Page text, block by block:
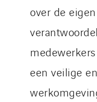
over de eigen
een veilige